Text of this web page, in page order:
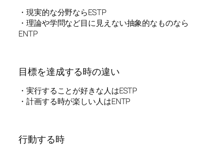
・現実的な分野ならESTP
・理論や学問など目に見えない抽象的なものなら
ENTP
目標を達成する時の違い
・実行することが好きな人はESTP
・計画する時が楽しい人はENTP
行動する時